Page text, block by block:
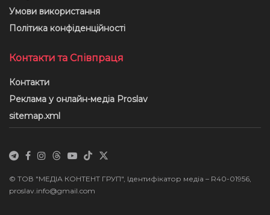
Умови використання
Політика конфіденційності
Контакти та Співпраця
Контакти
Реклама у онлайн-медіа Proslav
sitemap.xml
© ТОВ "МЕДІА КОНТЕНТ ГРУП", Ідентифікатор медіа – R40-01956,
proslav.info@gmail.com